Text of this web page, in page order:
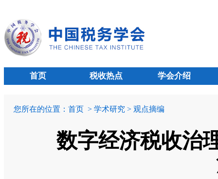
首页 税收热点 学会介绍
您所在的位置： 首页 > 学术研究 > 观点摘编
数字经济税收治